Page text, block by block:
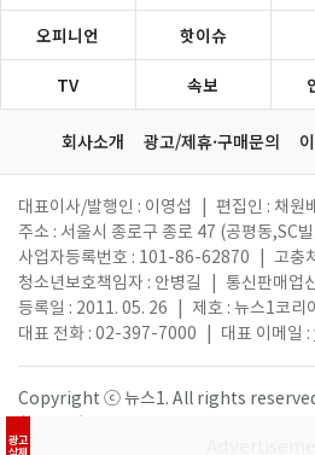
광고
오피니언 핫이슈
TV 속보
회사소개 광고/제휴·구매문의
대표이사/발행인 : 이영섭 편집인 : 채원
주소 : 서울시 종로구 종로 47 (공평동,SC
사업자등록번호 : 101-86-62870
고충
청소년보호책임자 : 안병길
통신판매업
등록일 : 2011. 05. 26
제호 : 뉴스1코리
대표 전화 : 02-397-7000
대표 이메일 :
Copyright ⓒ 뉴스1. All rights reserved.
활용 금지.